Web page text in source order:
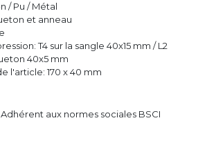
/ Pu / Métal
et anneau
T4 sur la sangle 40x15 mm / L2
40x5 mm
l'article: 170 x 40 mm
Adhérent aux normes sociales BSCI